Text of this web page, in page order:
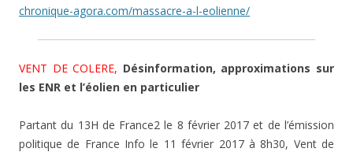
chronique-agora.com/massacre-a-l-eolienne/
VENT DE COLERE, Désinformation, approximations sur
les ENR et l’éolien en particulier
Partant du 13H de France2 le 8 février 2017 et de l’émission
politique de France Info le 11 février 2017 à 8h30, Vent de